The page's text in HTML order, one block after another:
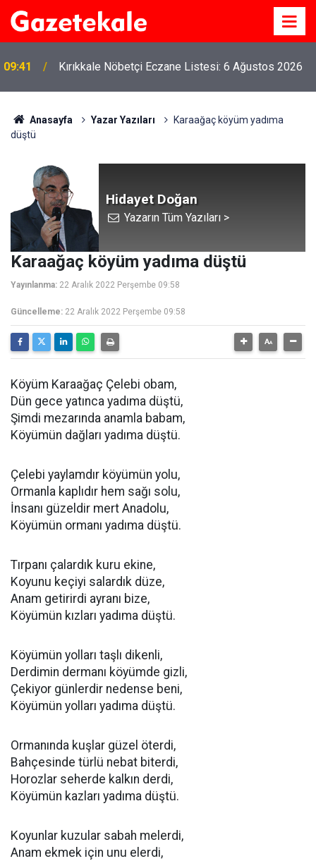
09:41 Kırıkkale Nöbetçi Eczane Listesi: 6 Ağustos 2026
Anasayfa Yazar Yazıları
Karaağaç köyüm yadıma
düştü
Hidayet Doğan
Yazarın Tüm Yazıları >
Karaağaç köyüm yadıma düştü
Yayınlanma: 22 Aralık 2022 Perşembe 09:58
Güncelleme: 22 Aralık 2022 Perşembe 09:58
Köyüm Karaağaç Çelebi obam,
Dün gece yatınca yadıma düştü,
Şimdi mezarında anamla babam,
Köyümün dağları yadıma düştü.
Çelebi yaylamdır köyümün yolu,
Ormanla kaplıdır hem sağı solu,
İnsanı güzeldir mert Anadolu,
Köyümün ormanı yadıma düştü.
Tırpanı çalardık kuru ekine,
Koyunu keçiyi salardık düze,
Anam getirirdi ayranı bize,
Köyümün kızları yadıma düştü.
Köyümün yolları taşlı dikenli,
Derdimin dermanı köyümde gizli,
Çekiyor günlerdir nedense beni,
Köyümün yolları yadıma düştü.
Ormanında kuşlar güzel öterdi,
Bahçesinde türlü nebat biterdi,
Horozlar seherde kalkın derdi,
Köyümün kazları yadıma düştü.
Koyunlar kuzular sabah melerdi,
Anam ekmek için unu elerdi,